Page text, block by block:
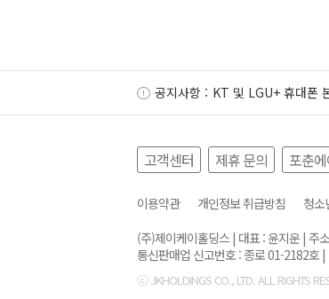
공지사항 : KT 및 LGU+ 휴대폰
고객센터 제휴 문의 포춘
이용약관 개인정보 취급방침
청소
(주)제이케이홀딩스 | 대표 : 윤지운 | 주
통신판매업 신고번호 : 종로 01-2182호 |
ⓒ JKHOLDINGS CO., LTD. ALL RIGHTS